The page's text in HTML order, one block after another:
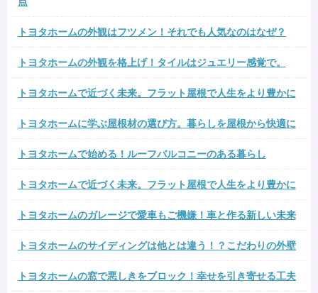
トヨタホームの外観はフツメン！それでも人気なのはなぜ？
トヨタホームの外観を格上げ！タイルはジュエリー感覚で。
トヨタホームで近づく未来。フラット屋根で人生をより豊かに
トヨタホームに学ぶ屋根材の選び方。暮らしを屋根から快適に
トヨタホームで始める！ルーフバルコニーのある暮らし
トヨタホームで近づく未来。フラット屋根で人生をより豊かに
トヨタホームのガレージで愛車もご機嫌！車と作る新しい未来
トヨタホームのサイディングは他とは違う！？こだわりの外壁
トヨタホームの窓で悪しきをブロック！幸せを引き寄せる工夫